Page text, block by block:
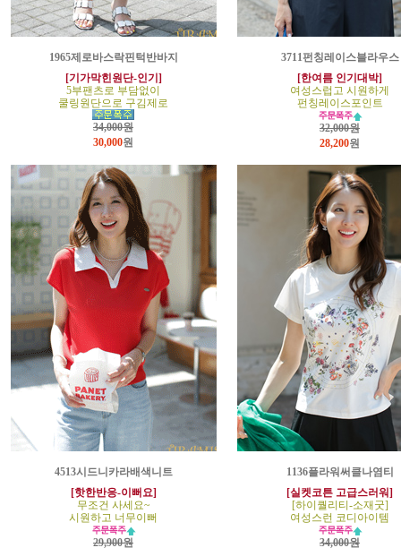
1965제로바스락핀턱반바지
[기가막힌원단-인기]
5부팬츠로 부담없이
쿨링원단으로 구김제로
34,000원
30,000원
3711펀칭레이스블라우스
[한여름 인기대박]
여성스럽고 시원하게
펀칭레이스포인트
32,000원
28,200원
4513시드니카라배색니트
[핫한반응-이뻐요]
무조건 사세요~
시원하고 너무이뻐
29,900원
1136플라워써클나염티
[실켓코튼 고급스러워]
[하이퀄리티-소재굿]
여성스런 코디아이템
34,000원